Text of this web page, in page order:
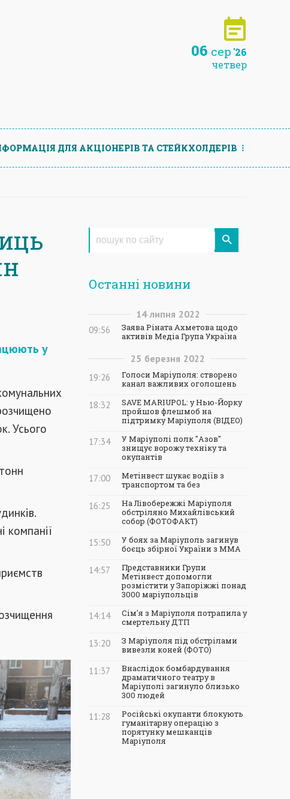
06 сер '26
четвер
ДЛЯ АКЦIОНЕРIВ ТА СТЕЙКХОЛДЕРIВ
у
Усього
компанії
Останні новини
14 липня 2022
09:56
Заява Ріната Ахметова щодо
активів Медіа Група Україна
25 березня 2022
19:26
Голоси Маріуполя: створено
канал важливих оголошень
18:32
SAVE MARIUPOL: у Нью-Йорку
пройшов флешмоб на
підтримку Маріуполя (ВІДЕО)
17:34
У Маріуполі полк "Азов"
знищує ворожу техніку та
окупантів
17:00
Метінвест шукає водіїв з
транспортом та без
16:25
На Лівобережжі Маріуполя
обстріляно Михайлівський
собор (ФОТОФАКТ)
15:50
У боях за Маріуполь загинув
боєць збірної України з ММА
14:57
Представники Групи
Метінвест допомогли
розмістити у Запоріжжі понад
3000 маріупольців
14:14
Сім'я з Маріуполя потрапила у
смертельну ДТП
13:20
З Маріуполя під обстрілами
вивезли коней (ФОТО)
11:37
Внаслідок бомбардування
драматичного театру в
Маріуполі загинуло близько
300 людей
11:28
Російські окупанти блокують
гуманітарну операцію з
порятунку мешканців
Маріуполя